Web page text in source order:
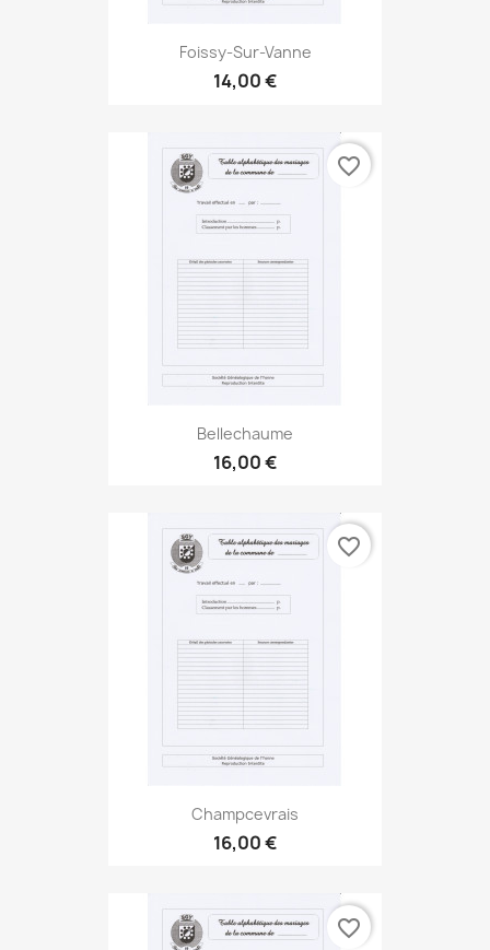
Foissy-Sur-Vanne
14,00 €
Bellechaume
16,00 €
favorite_border
Champcevrais
16,00 €
favorite_border
favorite_border